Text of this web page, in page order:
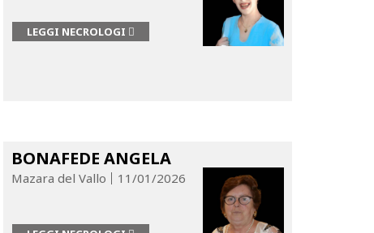
LEGGI NECROLOGI
BONAFEDE ANGELA
Mazara del Vallo 11/01/2026